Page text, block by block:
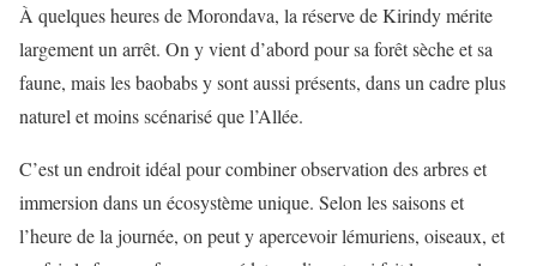
À quelques heures de Morondava, la réserve de Kirindy mérite
largement un arrêt. On y vient d’abord pour sa forêt sèche et sa
faune, mais les baobabs y sont aussi présents, dans un cadre plus
naturel et moins scénarisé que l’Allée.
C’est un endroit idéal pour combiner observation des arbres et
immersion dans un écosystème unique. Selon les saisons et
l’heure de la journée, on peut y apercevoir lémuriens, oiseaux, et